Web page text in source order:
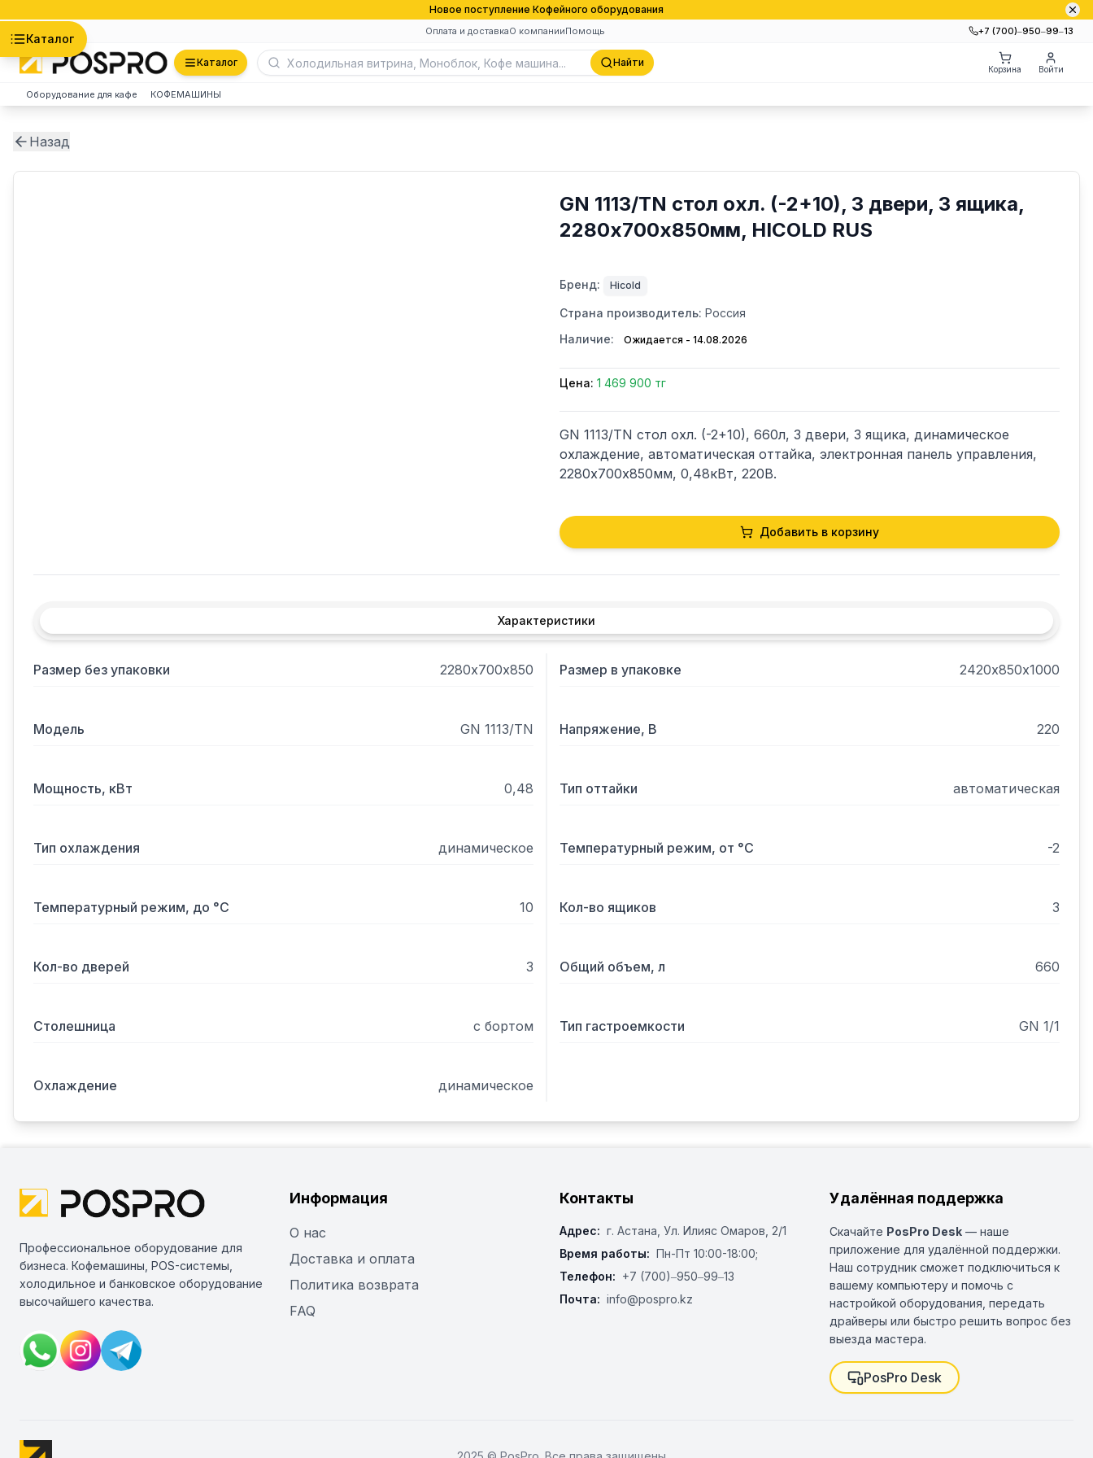
Новое поступление Кофейного оборудования
Оплата и доставкаО компанииПомощь +7 (700)‒950‒99‒13
Каталог
Каталог Найти
Корзина Войти
Оборудование для кафе КОФЕМАШИНЫ
Назад
GN 1113/TN стол охл. (-2+10), 3 двери, 3 ящика,
2280х700х850мм, HICOLD RUS
Бренд: Hicold
Страна производитель: Россия
Наличие:
Ожидается - 14.08.2026
Цена: 1 469 900 тг
GN 1113/TN стол охл. (-2+10), 660л, 3 двери, 3 ящика, динамическое
охлаждение, автоматическая оттайка, электронная панель управления,
2280х700х850мм, 0,48кВт, 220В.
Добавить в корзину
Характеристики
Размер без упаковки 2280х700х850 Размер в упаковке 2420х850х1000
Модель GN 1113/TN Напряжение, В 220
Мощность, кВт 0,48 Тип оттайки автоматическая
Тип охлаждения динамическое Температурный режим, от °С -2
Температурный режим, до °С 10 Кол-во ящиков 3
Кол-во дверей 3 Общий объем, л 660
Столешница с бортом Тип гастроемкости GN 1/1
Охлаждение динамическое
Профессиональное оборудование для
бизнеса. Кофемашины, POS-системы,
холодильное и банковское оборудование
высочайшего качества.
Информация
О нас
Доставка и оплата
Политика возврата
FAQ
Контакты
Адрес: г. Астана, ​Ул. Илияс Омаров, 2/1
Время работы: Пн-Пт 10:00-18:00;
Телефон: +7 (700)‒950‒99‒13
Почта: info@pospro.kz
Удалённая поддержка
Скачайте PosPro Desk — наше
приложение для удалённой поддержки.
Наш сотрудник сможет подключиться к
вашему компьютеру и помочь с
настройкой оборудования, передать
драйверы или быстро решить вопрос без
выезда мастера.
PosPro Desk